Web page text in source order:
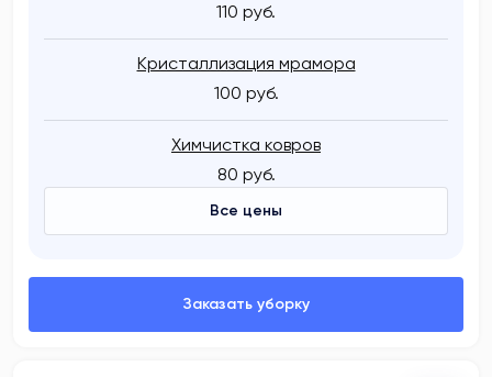
110 руб.
Кристаллизация мрамора
100 руб.
Химчистка ковров
80 руб.
Все цены